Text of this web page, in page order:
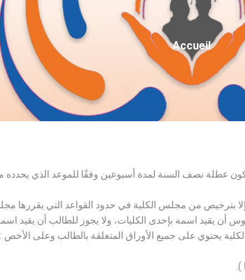
Fil
D'Ariane
Accueil
عطلة نصف السنة لمدة أسبوعين وفقًا للموعد الذي
إلا بترخيص من مجلس الكلية في حدود القواعد التي يقررها
أن يقيد اسمه بإحدى الكليات، ولا يجوز للطالب أن يقيد
يحتوي على جميع الأوراق المتعلقة بالطالب وعلى الأخص :
).